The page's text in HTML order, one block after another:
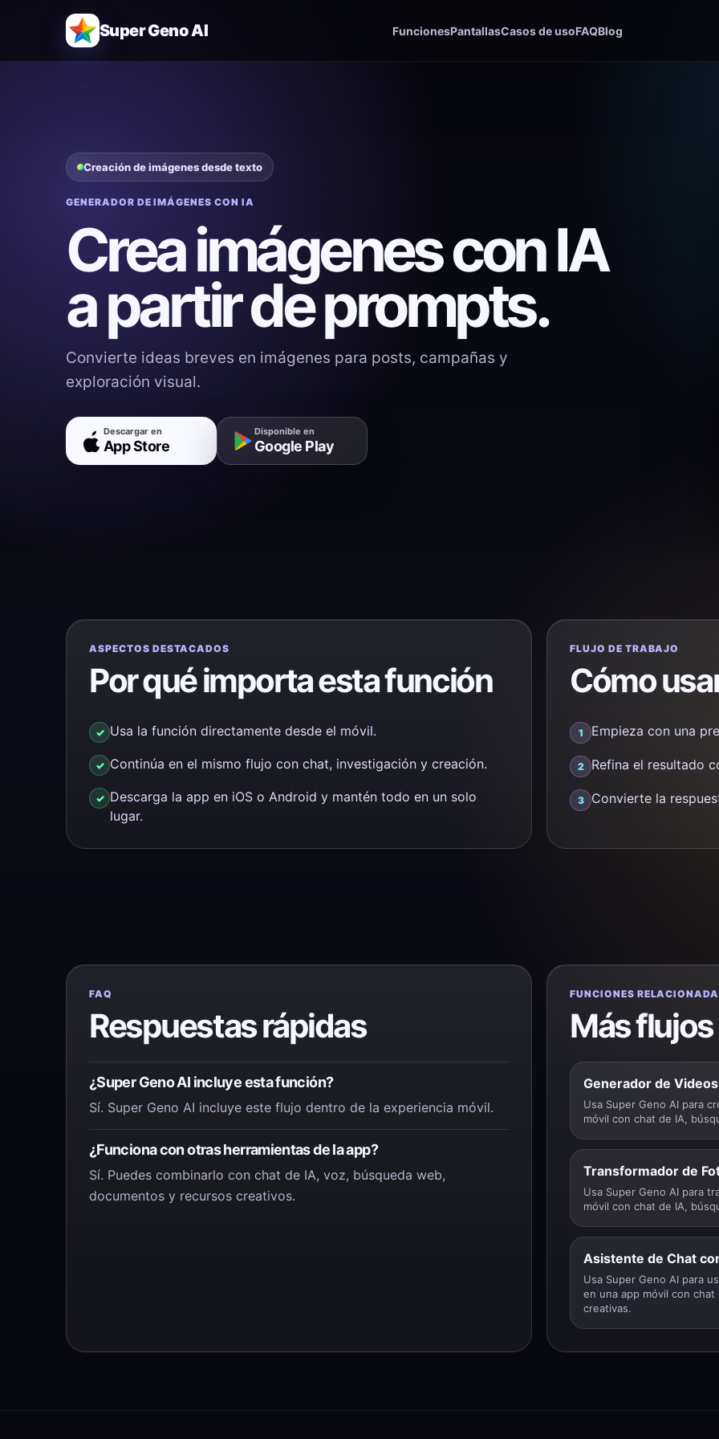
Super Geno AI FuncionesPantallasCasos de usoFAQBlog
Creación de imágenes desde texto
GENERADOR DE IMÁGENES CON IA
Crea imágenes con IA
a partir de prompts.
Convierte ideas breves en imágenes para posts, campañas y
exploración visual.
Descargar en
App Store
Disponible en
Google Play
ASPECTOS DESTACADOS
Por qué importa esta función
Usa la función directamente desde el móvil.
Continúa en el mismo flujo con chat, investigación y creación.
Descarga la app en iOS o Android y mantén todo en un solo
lugar.
FLUJO DE TRABAJO
Cómo
Empieza con una
Refina el resultado
Convierte la
FAQ
Respuestas rápidas
¿Super Geno AI incluye esta función?
Sí. Super Geno AI incluye este flujo dentro de la experiencia móvil.
¿Funciona con otras herramientas de la app?
Sí. Puedes combinarlo con chat de IA, voz, búsqueda web,
documentos y recursos creativos.
FUNCIONES
Más flujos
Generador de
Usa Super Geno AI para
móvil con chat de IA,
Transformador de
Usa Super Geno AI para
móvil con chat de IA,
Asistente de Chat
Usa Super Geno AI para
en una app móvil con
creativas.